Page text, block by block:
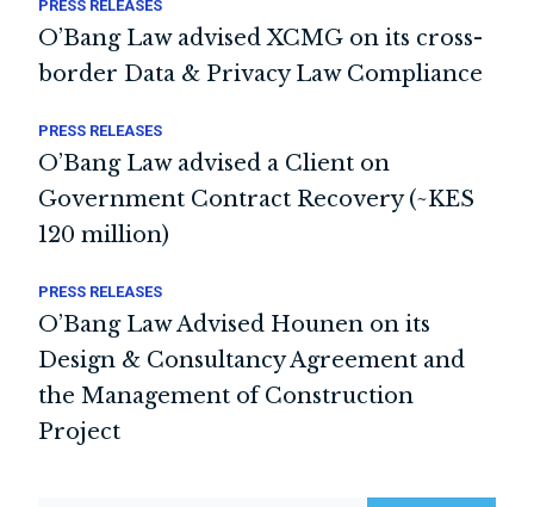
PRESS RELEASES
O’Bang Law advised XCMG on its cross-
border Data & Privacy Law Compliance
PRESS RELEASES
O’Bang Law advised a Client on
Government Contract Recovery (~KES
120 million)
PRESS RELEASES
O’Bang Law Advised Hounen on its
Design & Consultancy Agreement and
the Management of Construction
Project